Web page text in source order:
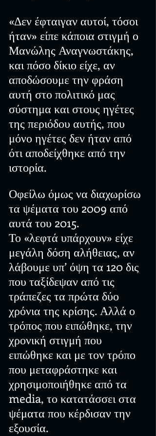
«Δεν έφταιγαν αυτοί, τόσοι
ήταν» είπε κάποια στιγμή ο
Μανώλης Αναγνωστάκης,
και πόσο δίκιο είχε, αν
αποδώσουμε την φράση
αυτή στο πολιτικό μας
σύστημα και στους ηγέτες
της περιόδου αυτής, που
μόνο ηγέτες δεν ήταν από
ότι αποδείχθηκε από την
ιστορία.
Οφείλω όμως να διαχωρίσω
τα ψέματα του 2009 από
αυτά του 2015.
Το «λεφτά υπάρχουν» είχε
μεγάλη δόση αλήθειας, αν
λάβουμε υπ’ όψη τα 120 δις
που ταξίδεψαν από τις
τράπεζες τα πρώτα δύο
χρόνια της κρίσης. Αλλά ο
τρόπος που ειπώθηκε, την
χρονική στιγμή που
ειπώθηκε και με τον τρόπο
που μεταφράστηκε και
χρησιμοποιήθηκε από τα
media, το κατατάσσει στα
ψέματα που κέρδισαν την
εξουσία.